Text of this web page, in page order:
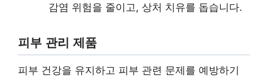
감염 위험을 줄이고, 상처 치유를 돕습니다.
피부 관리 제품
피부 건강을 유지하고 피부 관련 문제를 예방하기